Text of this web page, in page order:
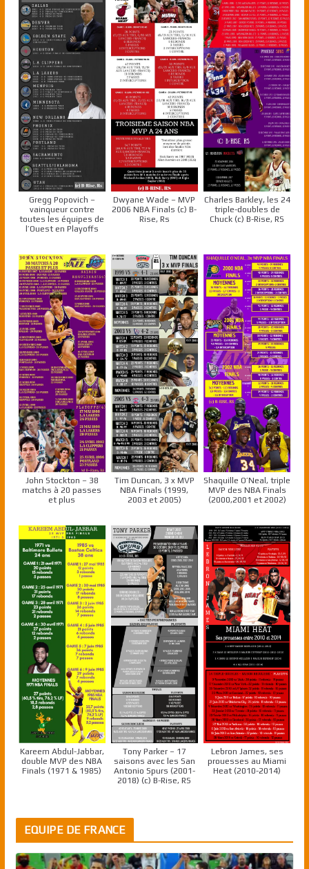
Gregg Popovich –
vainqueur contre
toutes les équipes de
l’Ouest en Playoffs
Dwyane Wade – MVP
2006 NBA Finals (c) B-
Rise, Rs
Charles Barkley, les 24
triple-doubles de
Chuck (c) B-Rise, RS
John Stockton – 38
matchs à 20 passes
et plus
Tim Duncan, 3 x MVP
NBA Finals (1999,
2003 et 2005)
Shaquille O’Neal, triple
MVP des NBA Finals
(2000,2001 et 2002)
Kareem Abdul-Jabbar,
double MVP des NBA
Finals (1971 & 1985)
Tony Parker – 17
saisons avec les San
Antonio Spurs (2001-
2018) (c) B-Rise, RS
Lebron James, ses
prouesses au Miami
Heat (2010-2014)
EQUIPE DE FRANCE